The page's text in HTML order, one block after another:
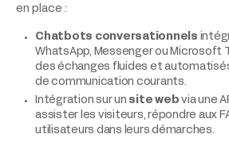
en place :
Chatbots conversationnels
WhatsApp, Messenger ou Microsoft
des échanges fluides et
de communication courants.
Intégration sur un site web via une
assister les visiteurs, répondre aux
utilisateurs dans leurs démarches.